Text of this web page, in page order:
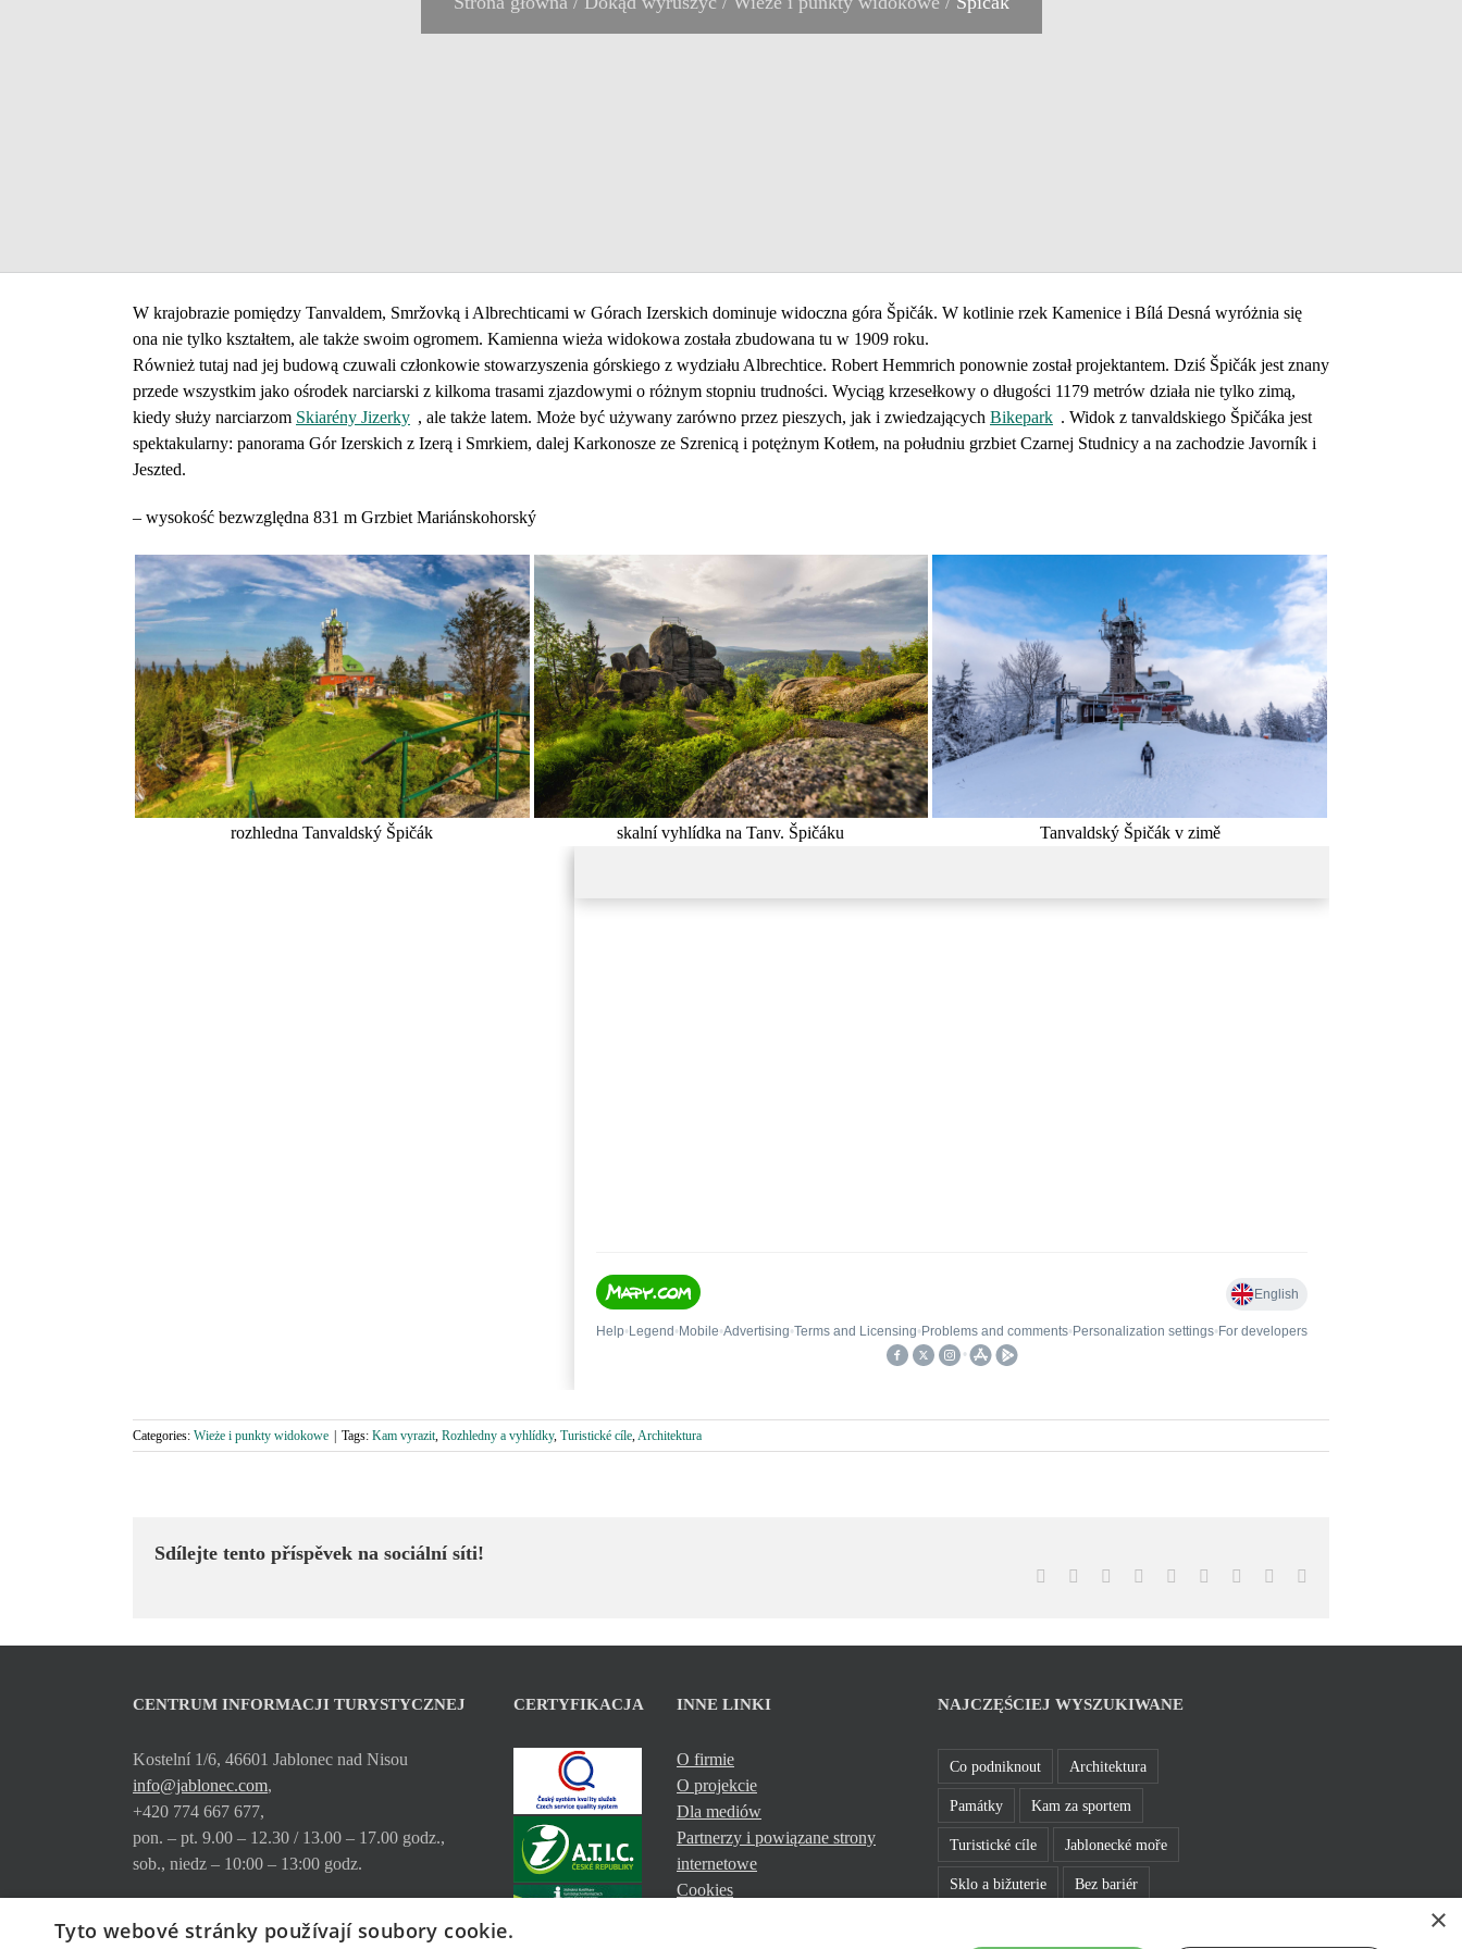
W krajobrazie pomiędzy Tanvaldem, Smržovką i Albrechticami w Górach Izerskich dominuje widoczna góra Špičák. W kotlinie rzek Kamenice i Bílá Desná wyróżnia się
ona nie tylko kształtem, ale także swoim ogromem. Kamienna wieża widokowa została zbudowana tu w 1909 roku.
Również tutaj nad jej budową czuwali członkowie stowarzyszenia górskiego z wydziału Albrechtice. Robert Hemmrich ponownie został projektantem. Dziś Špičák jest znany
przede wszystkim jako ośrodek narciarski z kilkoma trasami zjazdowymi o różnym stopniu trudności. Wyciąg krzesełkowy o długości 1179 metrów działa nie tylko zimą,
kiedy służy narciarzom Skiarény Jizerky , ale także latem. Może być używany zarówno przez pieszych, jak i zwiedzających Bikepark . Widok z tanvaldskiego Špičáka jest
spektakularny: panorama Gór Izerskich z Izerą i Smrkiem, dalej Karkonosze ze Szrenicą i potężnym Kotłem, na południu grzbiet Czarnej Studnicy a na zachodzie Javorník i
Jeszted.
– wysokość bezwzględna 831 m Grzbiet Mariánskohorský
rozhledna Tanvaldský Špičák skalní vyhlídka na Tanv. Špičáku Tanvaldský Špičák v zimě
Categories: Wieże i punkty widokowe Tags: Kam vyrazit, Rozhledny a vyhlídky, Turistické cíle,Architektura
Sdílejte tento příspěvek na sociální síti!
Facebook Reddit LinkedInWhatsApp
TumblrPinterest
CENTRUM INFORMACJI TURYSTYCZNEJ
Kostelní 1/6, 46601 Jablonec nad Nisou
info@jablonec.com,
+420 774 667 677,
pon. – pt. 9.00 – 12.30 / 13.00 – 17.00 godz.,
sob., niedz – 10:00 – 13:00 godz.
Oferta usług
CERTYFIKACJA INNE LINKI
O firmie
O projekcie
Dla mediów
Partnerzy i powiązane strony
internetowe
Cookies
NAJCZĘŚCIEJ WYSZUKIWANE
Co podniknout Architektura
Památky Kam za sportem
Turistické cíle Jablonecké moře
Sklo a bižuterie Bez bariér
×
Tyto webové stránky používají soubory cookie.